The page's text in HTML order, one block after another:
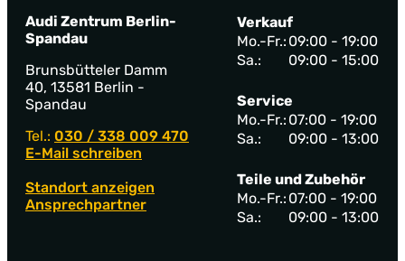
Audi Zentrum Berlin-
Spandau
Brunsbütteler Damm
40, 13581 Berlin -
Spandau
Tel.: 030 / 338 009 470
E-Mail schreiben
Standort anzeigen
Ansprechpartner
Verkauf
Mo.-Fr.: 09:00 - 19:00
Sa.:
09:00 - 15:00
Service
Mo.-Fr.: 07:00 - 19:00
Sa.:
09:00 - 13:00
Teile und Zubehör
Mo.-Fr.: 07:00 - 19:00
Sa.:
09:00 - 13:00